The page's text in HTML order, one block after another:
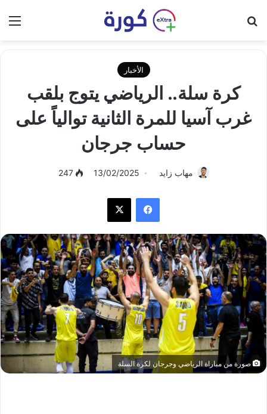
الأخبار
كرة سلة.. الرياضي يتوج بلقب
غرب آسيا للمرة الثانية توالياً على
حساب جرجان
مهاب زايد 13/02/2025
247
فيسبوك
صورة من مباراة الرياضي وجرجان لكرة السلة